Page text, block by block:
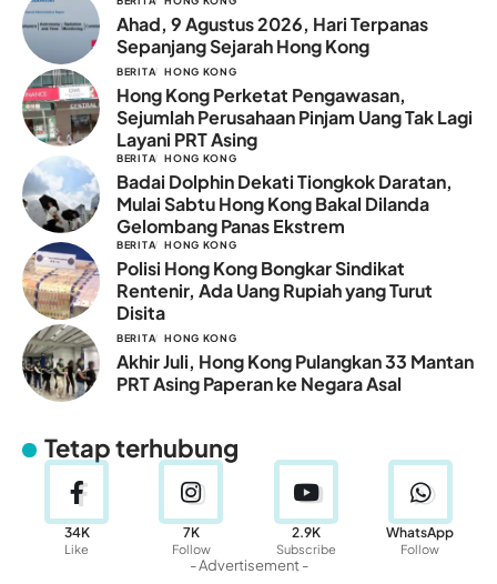
Ahad, 9 Agustus 2026, Hari Terpanas
Sepanjang Sejarah Hong Kong
BERITA HONG KONG
Hong Kong Perketat Pengawasan,
Sejumlah Perusahaan Pinjam Uang Tak Lagi
Layani PRT Asing
BERITA HONG KONG
Badai Dolphin Dekati Tiongkok Daratan,
Mulai Sabtu Hong Kong Bakal Dilanda
Gelombang Panas Ekstrem
BERITA HONG KONG
Polisi Hong Kong Bongkar Sindikat
Rentenir, Ada Uang Rupiah yang Turut
Disita
BERITA HONG KONG
Akhir Juli, Hong Kong Pulangkan 33 Mantan
PRT Asing Paperan ke Negara Asal
Tetap terhubung
34K
Like
7K
Follow
2.9K
Subscribe
WhatsApp
Follow
- Advertisement -